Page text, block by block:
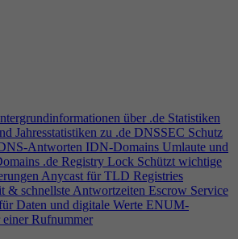
über .de Statistiken
Jahresstatistiken zu .de DNSSEC Schutz
Antworten IDN-Domains Umlaute und
.de Registry Lock Schützt wichtige
Anycast für TLD Registries
& schnellste Antwortzeiten Escrow Service
Daten und digitale Werte ENUM-
einer Rufnummer